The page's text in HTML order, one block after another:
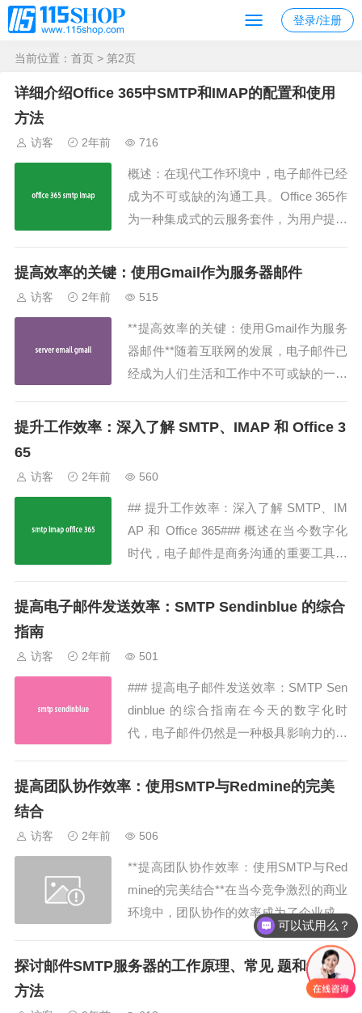
登录/注册
当前位置： 首页 > 第2页
详细介绍Office 365中SMTP和IMAP的配置和使用
方法
访客 2年前 716
概述：在现代工作环境中，电子邮件已经
成为不可或缺的沟通工具。Office 365作
为一种集成式的云服务套件，为用户提供
MAP协议的支持。本文将详细介绍Office
件沟通。Offi...
提高效率的关键：使用Gmail作为服务器邮件
访客 2年前 515
**提高效率的关键：使用Gmail作为服务
器邮件**随着互联网的发展，电子邮件已
经成为人们生活和工作中不可或缺的一部
器至关重要，它不仅关系到邮件通讯的效
验，...
提升工作效率：深入了解 SMTP、IMAP 和 Office 3
65
访客 2年前 560
## 提升工作效率：深入了解 SMTP、IM
AP 和 Office 365### 概述在当今数字化
时代，电子邮件是商务沟通的重要工具之
fice 365，帮助您更好地理解并优化邮件
提高电子邮件发送效率：SMTP Sendinblue 的综合
指南
访客 2年前 501
### 提高电子邮件发送效率：SMTP Sen
dinblue 的综合指南在今天的数字化时
代，电子邮件仍然是一种极具影响力的营
求不断增长，寻找一种可靠、高效的电子
提高团队协作效率：使用SMTP与Redmine的完美
结合
访客 2年前 506
**提高团队协作效率：使用SMTP与Red
mine的完美结合**在当今竞争激烈的商业
环境中，团队协作的效率成为了企业成功
的关键因素之一。而在实现高效团队协作
的过程中，使用SMTP与Redmine的结合
将会为您的团队带来巨大的便利与效益。
本文将深入探讨如何利用SMTP和Redmi
探讨邮件SMTP服务器的工作原理、常见 题和解决
方法
可以试用么？